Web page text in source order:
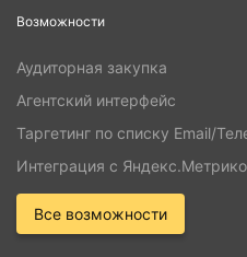
Возможности
Аудиторная закупка
Агентский интерфейс
Таргетинг по списку Email/
Интеграция с
Все возможности